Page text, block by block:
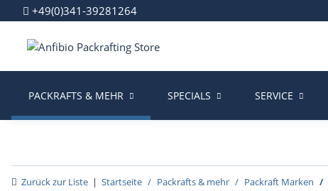
+49(0)341-39281264
PACKRAFTS & MEHR SPECIALS SERVICE
Zurück zur Liste Startseite Packrafts & mehr Packraft Marken